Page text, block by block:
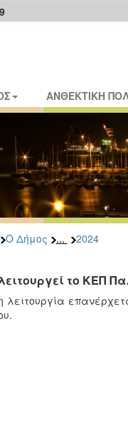
ΑΝΘΕΚΤΙΚΗ
Ο Δήμος ... 2024
το ΚΕΠ
λειτουργία